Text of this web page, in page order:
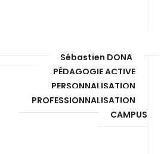
Sébastien DONA
PÉDAGOGIE ACTIVE
PERSONNALISATION
PROFESSIONNALISATION
CAMPUS